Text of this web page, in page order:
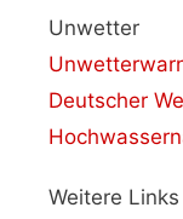
Unwetter
Deutscher
Weitere Links